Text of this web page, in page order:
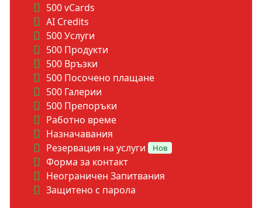
500 vCards
AI Credits
500 Услуги
500 Продукти
500 Връзки
500 Посочено плащане
500 Галерии
500 Препоръки
Работно време
Назначавания
Резервация на услуги
Нов
Форма за контакт
Неограничен Запитвания
Защитено с парола